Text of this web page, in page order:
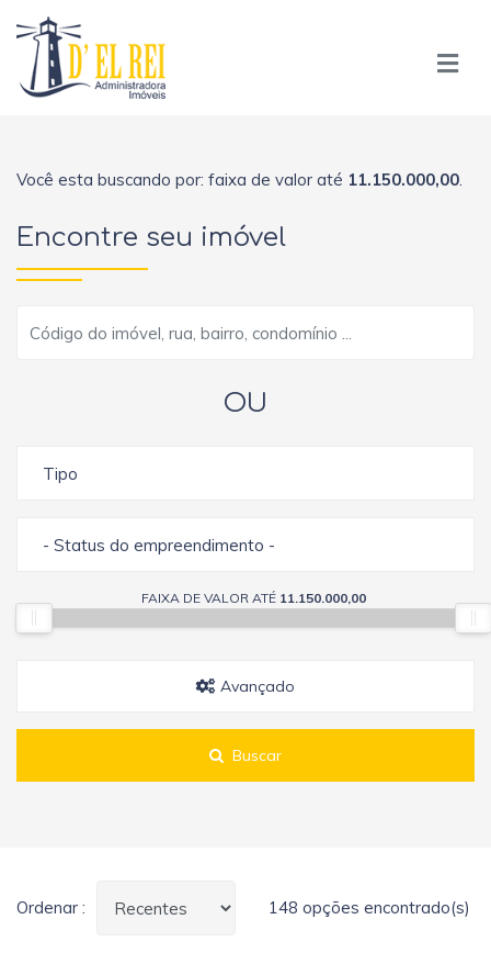
Você esta buscando por: faixa de valor até 11.150.000,00.
Encontre seu imóvel
OU
Tipo
- Status do empreendimento -
FAIXA DE VALOR ATÉ 11.150.000,00
Avançado
Buscar
Ordenar : 148 opções encontrado(s)